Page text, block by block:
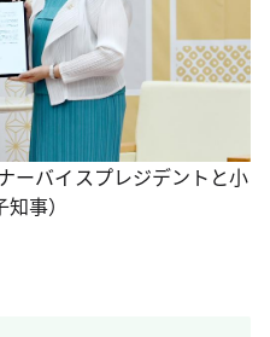
ーバイスプレジデントと小
事）